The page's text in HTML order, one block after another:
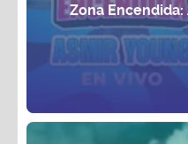
Zona